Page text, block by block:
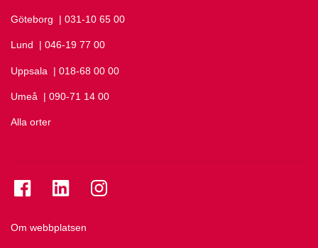
Göteborg Ring Göteborg på
| 031-10 65 00
Lund Ring Lund på
| 046-19 77 00
Uppsala Ring Uppsala på
| 018-68 00 00
Umeå Ring Umeå på
| 090-71 14 00
Alla orter
Om webbplatsen
Se folkuniversitetet på Facebook
Se folkuniversitetet på LinkedIn